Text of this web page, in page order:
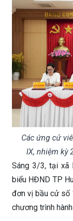
Các ứng cử
IX, nhiệm kỳ
Sáng 3/3, tại xã
biểu HĐND TP
đơn vị bầu cử số
chương trình